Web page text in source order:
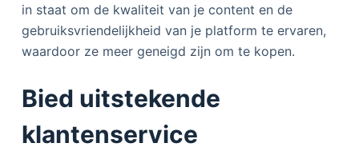
in staat om de kwaliteit van je content en de
gebruiksvriendelijkheid van je platform te ervaren,
waardoor ze meer geneigd zijn om te kopen.
Bied uitstekende
klantenservice